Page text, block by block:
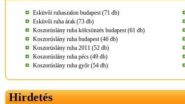
Esküvői ruhaszalon budapest (71 db)
Esküvői ruha árak (73 db)
Koszorúslány ruha kölcsönzés budapest (61 db)
Koszorúslány ruha budapest (46 db)
Koszorúslány ruha 2011 (52 db)
Koszorúslány ruha pécs (49 db)
Koszorúslány ruha győr (54 db)
Hirdetés